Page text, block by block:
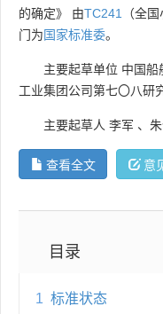
的确定》 由TC241
（全
门为国家标准委。
主要起草单位 中国船
工业集团公司第七〇八研
主要起草人 李军 、
查看全文 意
目录
1 标准状态